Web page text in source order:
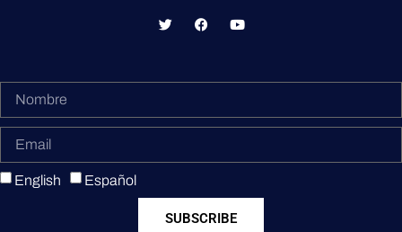
English Español
SUBSCRIBE